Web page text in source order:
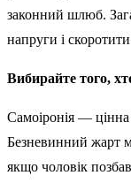
законний шлюб.
напруги і
Вибирайте того,
Самоіронія — цінна
Безневинний жарт
якщо чоловік